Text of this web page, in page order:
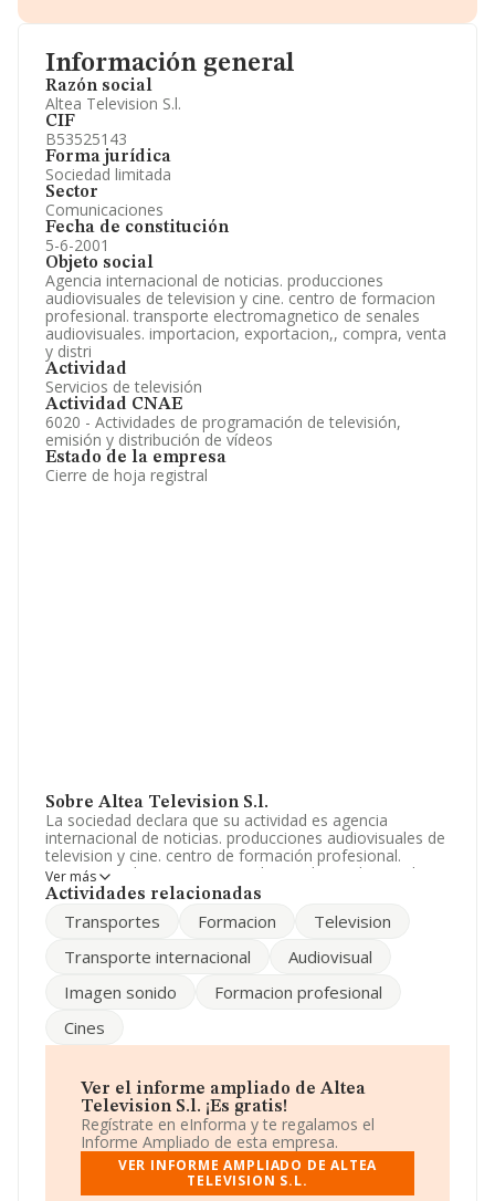
Información general
Razón social
Altea Television S.l.
CIF
B53525143
Forma jurídica
Sociedad limitada
Sector
Comunicaciones
Fecha de constitución
5-6-2001
Objeto social
Agencia internacional de noticias. producciones
audiovisuales de television y cine. centro de formacion
profesional. transporte electromagnetico de senales
audiovisuales. importacion, exportacion,, compra, venta
y distri
Actividad
Servicios de televisión
Actividad CNAE
6020 - Actividades de programación de televisión,
emisión y distribución de vídeos
Estado de la empresa
Cierre de hoja registral
Sobre Altea Television S.l.
La sociedad declara que su actividad es agencia
internacional de noticias. producciones audiovisuales de
television y cine. centro de formación profesional.
transporte electromagnetico de senales audiovisuales.
importación, exportación,, compra, venta y distri. La
Sociedad Limitada. Su actividad CNAE es 'Actividades de
La empresa no tiene actividad en mercados exteriores.
La sociedad española
Altea Television S.L, CIF
núm. 38 1, (03590), Altea, provincia de Alicante,
Comunidad Valenciana.
Con los datos a disposición de INFORMA sobre 1.420
empresas pertenecientes al sector, a nivel nacional la
facturación asciende a 4.979 millones de euros y se
calcula un promedio de facturación de 3 millones de
euros entre todas las compañías. Con el fin de ampliar
la información relativa a las compañías, la antigüedad
desde la constitución es de 18 años. Los empleados de
Ver más
Actividades relacionadas
Transportes Formacion
Television
Transporte internacional
Audiovisual
Imagen sonido
Formacion profesional
Cines
Ver el informe ampliado de Altea
Television S.l. ¡Es gratis!
Regístrate en eInforma y te regalamos el
Informe Ampliado de esta empresa.
VER INFORME AMPLIADO DE ALTEA
TELEVISION S.L.
Información oficial y registral complementaria.